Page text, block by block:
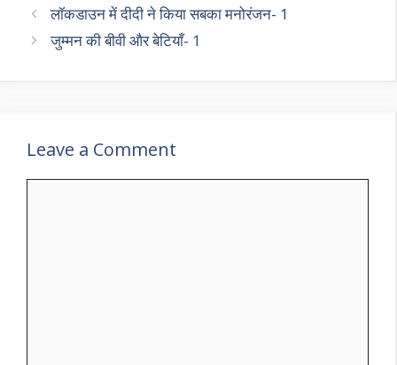
लॉकडाउन में दीदी ने किया सबका मनोरंजन- 1
जुम्मन की बीवी और बेटियाँ- 1
Leave a Comment